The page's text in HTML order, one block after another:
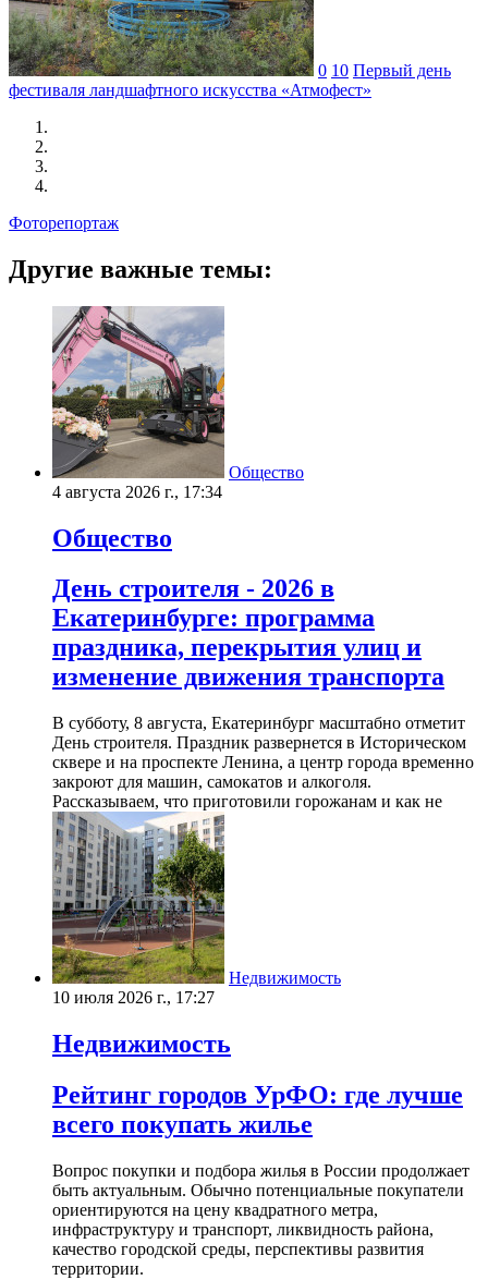
0 10 Первый день
фестиваля ландшафтного искусства «Атмофест»
Фоторепортаж
Другие важные темы:
Общество
4 августа 2026 г., 17:34
Общество
День строителя - 2026 в
Екатеринбурге: программа
праздника, перекрытия улиц и
изменение движения транспорта
В субботу, 8 августа, Екатеринбург масштабно отметит
День строителя. Праздник развернется в Историческом
сквере и на проспекте Ленина, а центр города временно
закроют для машин, самокатов и алкоголя.
Рассказываем, что приготовили горожанам и как не
Недвижимость
10 июля 2026 г., 17:27
Недвижимость
Рейтинг городов УрФО: где лучше
всего покупать жилье
Вопрос покупки и подбора жилья в России продолжает
быть актуальным. Обычно потенциальные покупатели
ориентируются на цену квадратного метра,
инфраструктуру и транспорт, ликвидность района,
качество городской среды, перспективы развития
территории.